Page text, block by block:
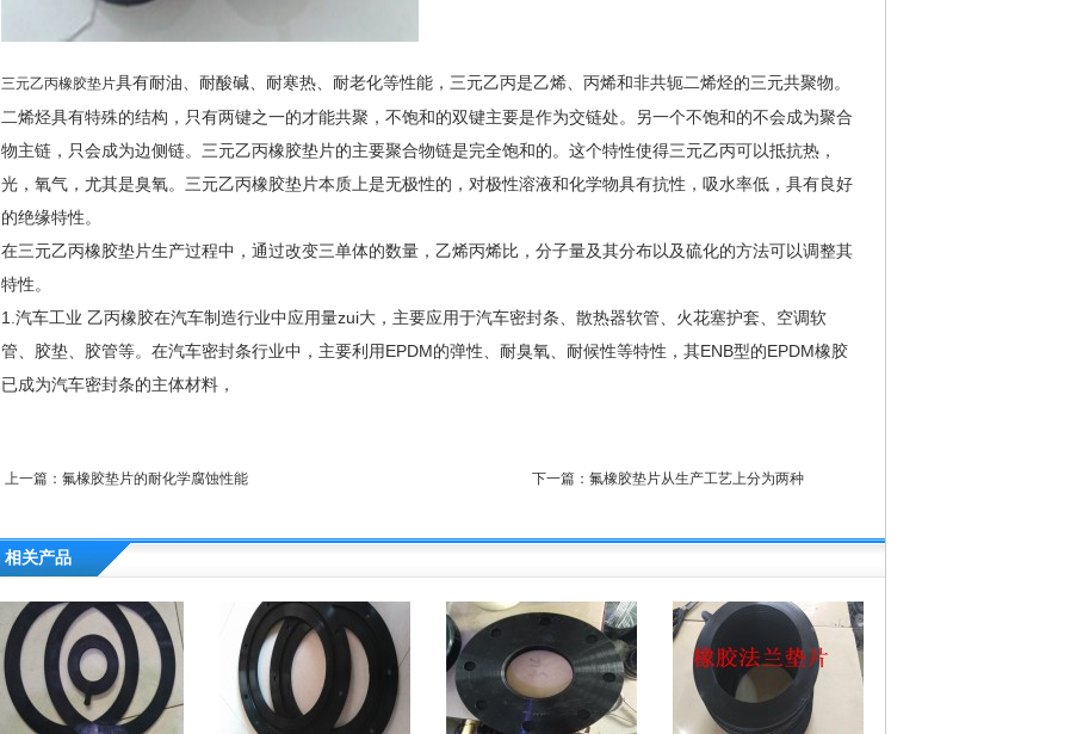
三元乙丙橡胶垫片具有耐油、耐酸碱、耐寒热、耐老化等性能，三元乙丙是乙烯、丙烯和非共轭二烯烃的三元共聚物。
二烯烃具有特殊的结构，只有两键之一的才能共聚，不饱和的双键主要是作为交链处。另一个不饱和的不会成为聚合
物主链，只会成为边侧链。三元乙丙橡胶垫片的主要聚合物链是完全饱和的。这个特性使得三元乙丙可以抵抗热，
光，氧气，尤其是臭氧。三元乙丙橡胶垫片本质上是无极性的，对极性溶液和化学物具有抗性，吸水率低，具有良好
的绝缘特性。
在三元乙丙橡胶垫片生产过程中，通过改变三单体的数量，乙烯丙烯比，分子量及其分布以及硫化的方法可以调整其
特性。
1.汽车工业 乙丙橡胶在汽车制造行业中应用量zui大，主要应用于汽车密封条、散热器软管、火花塞护套、空调软
管、胶垫、胶管等。在汽车密封条行业中，主要利用EPDM的弹性、耐臭氧、耐候性等特性，其ENB型的EPDM橡胶
已成为汽车密封条的主体材料，
上一篇： 氟橡胶垫片的耐化学腐蚀性能 下一篇： 氟橡胶垫片从生产工艺上分为两种
相关产品